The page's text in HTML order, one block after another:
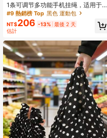
1条可调节多功能手机挂绳，适用于各
种手机壳、身份证、信用卡、通行
证、背包，采用简约尼龙材质，男女
通用
#9 熱銷榜 Top 黑色 運動包
NT$206 -13% 最後 2 天
估計